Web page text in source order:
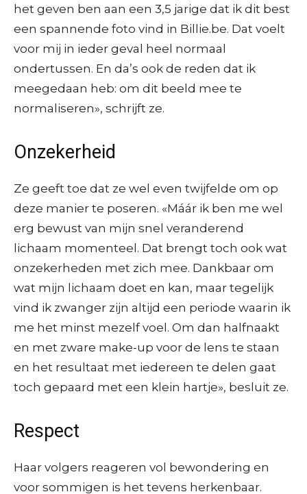
het geven ben aan een 3,5 jarige dat ik dit best
een spannende foto vind in Billie.be. Dat voelt
voor mij in ieder geval heel normaal
ondertussen. En da’s ook de reden dat ik
meegedaan heb: om dit beeld mee te
normaliseren», schrijft ze.
Onzekerheid
Ze geeft toe dat ze wel even twijfelde om op
deze manier te poseren. «Máár ik ben me wel
erg bewust van mijn snel veranderend
lichaam momenteel. Dat brengt toch ook wat
onzekerheden met zich mee. Dankbaar om
wat mijn lichaam doet en kan, maar tegelijk
vind ik zwanger zijn altijd een periode waarin ik
me het minst mezelf voel. Om dan halfnaakt
en met zware make-up voor de lens te staan
en het resultaat met iedereen te delen gaat
toch gepaard met een klein hartje», besluit ze.
Respect
Haar volgers reageren vol bewondering en
voor sommigen is het tevens herkenbaar.